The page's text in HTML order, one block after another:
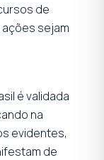
de
sejam
é validada
na
evidentes,
de